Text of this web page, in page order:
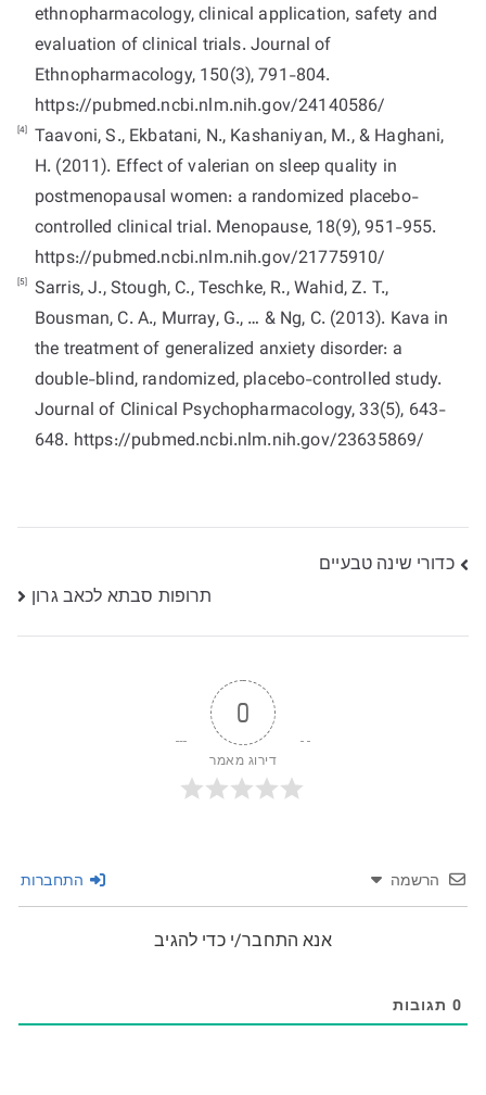
ethnopharmacology, clinical application, safety and
evaluation of clinical trials. Journal of
Ethnopharmacology, 150(3), 791-804.
https://pubmed.ncbi.nlm.nih.gov/24140586/
[4] Taavoni, S., Ekbatani, N., Kashaniyan, M., & Haghani,
H. (2011). Effect of valerian on sleep quality in
postmenopausal women: a randomized placebo-
controlled clinical trial. Menopause, 18(9), 951-955.
https://pubmed.ncbi.nlm.nih.gov/21775910/
[5] Sarris, J., Stough, C., Teschke, R., Wahid, Z. T.,
Bousman, C. A., Murray, G., … & Ng, C. (2013). Kava in
the treatment of generalized anxiety disorder: a
double-blind, randomized, placebo-controlled study.
Journal of Clinical Psychopharmacology, 33(5), 643-
648. https://pubmed.ncbi.nlm.nih.gov/23635869/
ניווט
כדורי שינה טבעיים
תרופות סבתא לכאב גרון
0
דירוג מאמר
הרשמה התחברות
אנא התחבר/י כדי להגיב
0 תגובות